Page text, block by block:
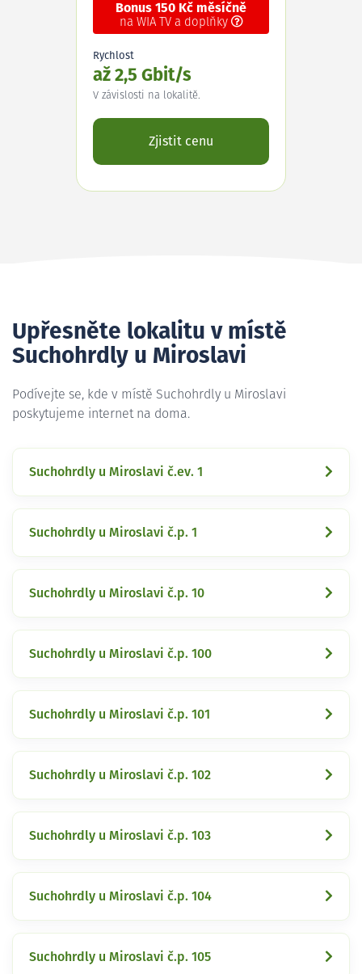
Bonus 150 Kč měsíčně
na WIA TV a doplňky
Rychlost
až 2,5 Gbit/s
V závislosti na lokalitě.
Zjistit cenu
Upřesněte lokalitu v místě
Suchohrdly u Miroslavi
Podívejte se, kde v místě Suchohrdly u Miroslavi
poskytujeme internet na doma.
Suchohrdly u Miroslavi č.ev. 1
Suchohrdly u Miroslavi č.p. 1
Suchohrdly u Miroslavi č.p. 10
Suchohrdly u Miroslavi č.p. 100
Suchohrdly u Miroslavi č.p. 101
Suchohrdly u Miroslavi č.p. 102
Suchohrdly u Miroslavi č.p. 103
Suchohrdly u Miroslavi č.p. 104
Suchohrdly u Miroslavi č.p. 105